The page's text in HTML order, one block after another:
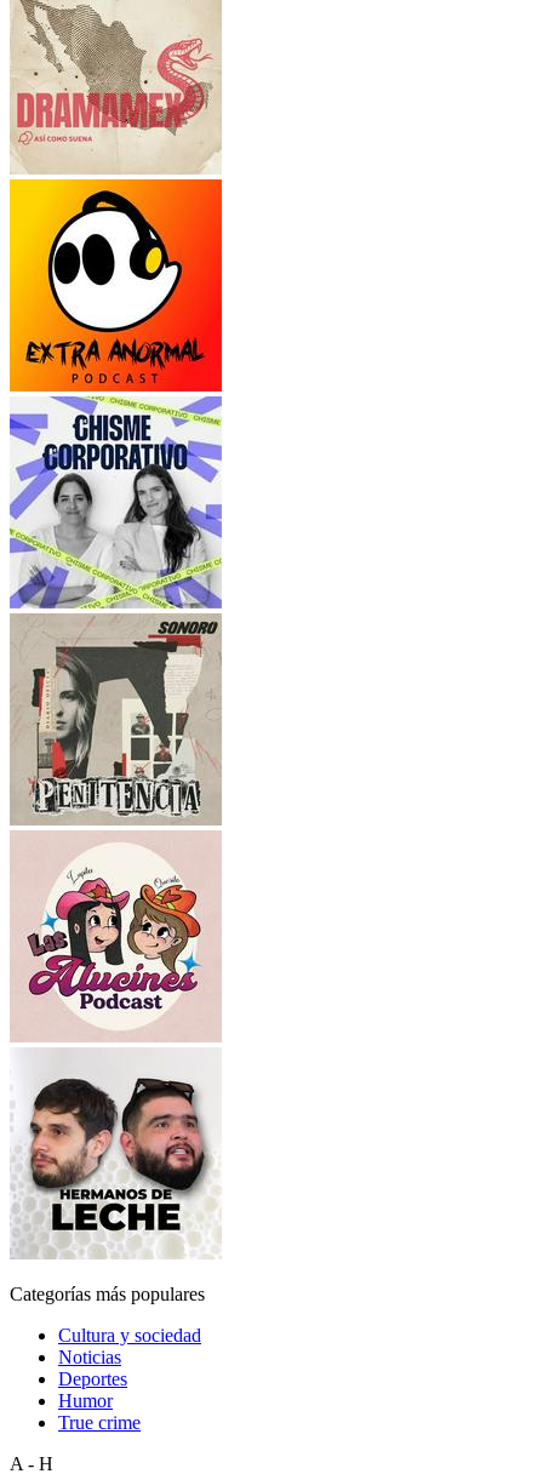
Categorías más populares
Cultura y sociedad
Noticias
Deportes
Humor
True crime
A - H